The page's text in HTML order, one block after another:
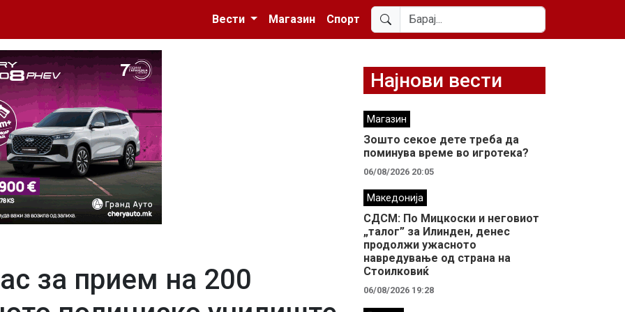
Вести
Магазин Спорт
за прием на 200
Најнови вести
Магазин
Зошто секое дете треба да
поминува време во игротека?
06/08/2026 20:05
Македонија
СДСМ: По Мицкоски и неговиот
„талог” за Илинден, денес
продолжи ужасното
навредување од страна на
Стоилковиќ
06/08/2026 19:28